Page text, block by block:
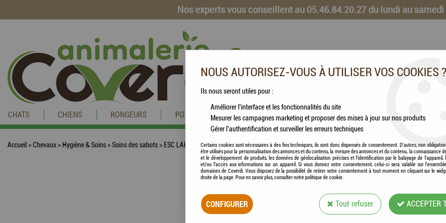
Nos experts vous conseillent au 05.46.84.20.27 du lundi au samedi
CHATS CHIENS RONGEURS POISSONS CHEVAUX VOLAILLES ANIMAUX DE LA FERME
Accueil >Chevaux> Hygiène & Soins>Soins des sabots> ESC LABORATOIRE - Onguent à l'Huile de Laurier Blond, entretien du sabot - 1L
ESC
BLOND,
NOUS AUTORISEZ-VOUS À UTILISER VOS COOKIES ?
Ils nous seront utiles pour :
Améliorer l'interface et les fonctionnalités du site
Mesurer les campagnes marketing et proposer des mises à jour sur nos produits
Gérer l'authentification et surveiller les erreurs techniques
Certains cookies sont nécessaires à des fins techniques, ils sont donc dispensés de consentement. D'autres, non
être utilisés pour la personnalisation des annonces et du contenu, la mesure des annonces et du contenu, la connaissance
et le développement de produits, les données de géolocalisation précises et l'identification par le balayage de l'appareil,
et/ou l'accès aux informations sur un appareil. Si vous donnez votre consentement, celui-ci sera valable sur
domaines de Coverdi. Vous disposez de la possibilité de retirer votre consentement à tout moment en cliquant sur le
droite de la page. Pour en savoir plus, consulter notre politique de cookie.
CONFIGURER Tout refuser ACCEPTER